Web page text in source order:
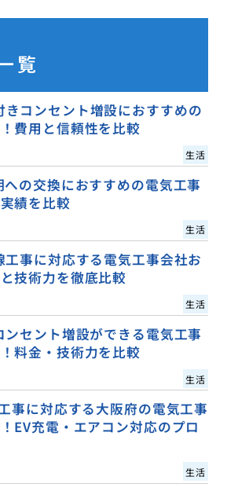
覧
きコンセント増設におすすめの
費用と信頼性を比較
生活
の交換におすすめの電気工事
績を比較
生活
事に対応する電気工事会社お
技術力を徹底比較
生活
セント増設ができる電気工事
料金・技術力を比較
生活
事に対応する大阪府の電気工事
EV充電・エアコン対応のプロ
生活